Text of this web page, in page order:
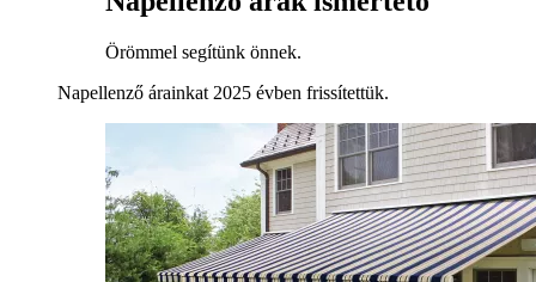
Örömmel segítünk önnek.
Napellenző árainkat 2025 évben frissítettük.